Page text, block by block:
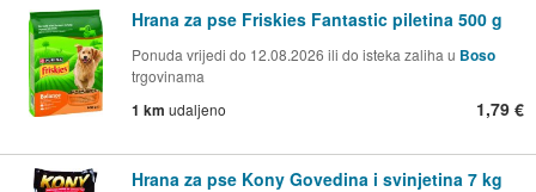
Hrana za pse Friskies Fantastic piletina 500 g
Ponuda vrijedi do 12.08.2026 ili do isteka zaliha u Boso
trgovinama
1 km udaljeno 1,79 €
Hrana za pse Kony Govedina i svinjetina 7 kg